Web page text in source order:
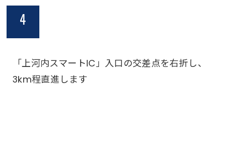
4
「上河内スマートIC」入口の交差点を右折し、
3km程直進します